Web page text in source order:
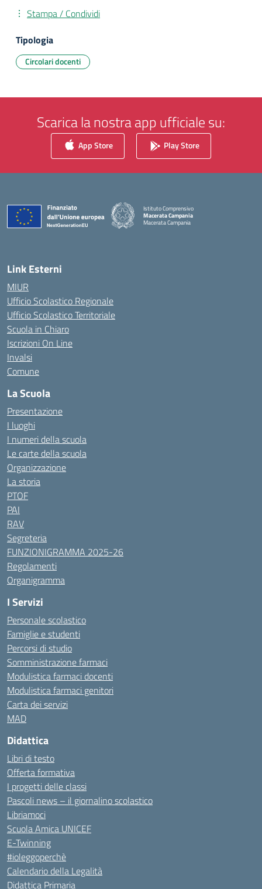
Stampa / Condividi
Tipologia
Circolari docenti
Scarica la nostra app ufficiale su:
App Store Play Store
Istituto Comprensivo
Macerata Campania
Macerata Campania
— Visita la pagina iniziale della scuola
Link Esterni
MIUR
Ufficio Scolastico Regionale
Ufficio Scolastico Territoriale
Scuola in Chiaro
Iscrizioni On Line
Invalsi
Comune
La Scuola
Presentazione
I luoghi
I numeri della scuola
Le carte della scuola
Organizzazione
La storia
PTOF
PAI
RAV
Segreteria
FUNZIONIGRAMMA 2025-26
Regolamenti
Organigramma
I Servizi
Personale scolastico
Famiglie e studenti
Percorsi di studio
Somministrazione farmaci
Modulistica farmaci docenti
Modulistica farmaci genitori
Carta dei servizi
MAD
Didattica
Libri di testo
Offerta formativa
I progetti delle classi
Pascoli news – il giornalino scolastico
Libriamoci
Scuola Amica UNICEF
E-Twinning
#ioleggoperchè
Calendario della Legalità
Didattica Primaria